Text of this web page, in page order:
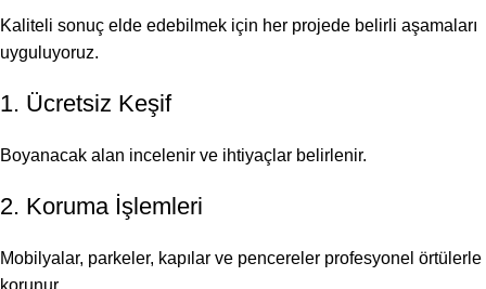
Kaliteli sonuç elde edebilmek için her projede belirli aşamaları
uyguluyoruz.
1. Ücretsiz Keşif
Boyanacak alan incelenir ve ihtiyaçlar belirlenir.
2. Koruma İşlemleri
Mobilyalar, parkeler, kapılar ve pencereler profesyonel örtülerle
korunur.